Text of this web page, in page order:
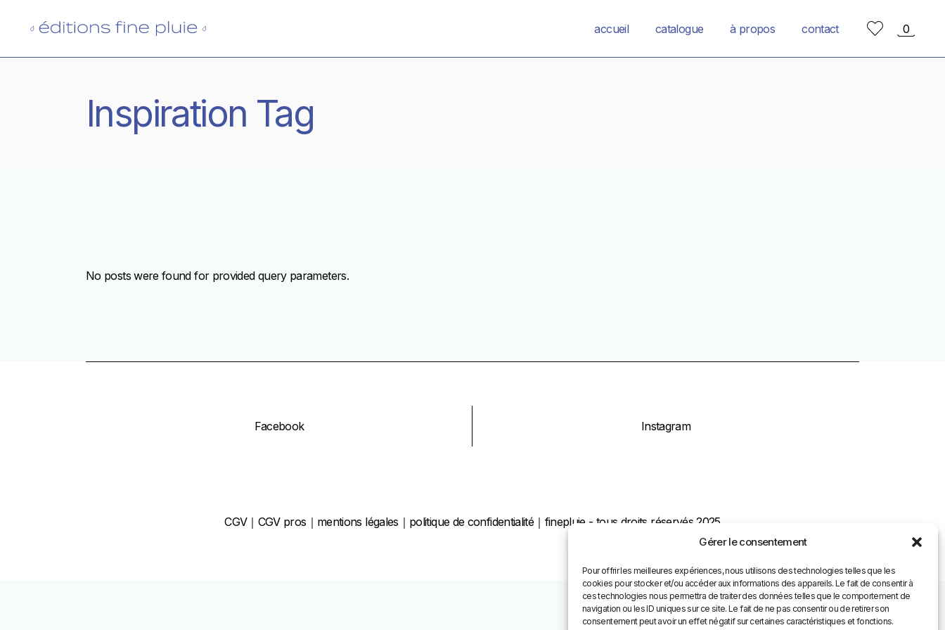
Gérer le consentement
Pour offrir les meilleures expériences, nous utilisons des technologies telles que les
cookies pour stocker et/ou accéder aux informations des appareils. Le fait de consentir à
ces technologies nous permettra de traiter des données telles que le comportement de
navigation ou les ID uniques sur ce site. Le fait de ne pas consentir ou de retirer son
consentement peut avoir un effet négatif sur certaines caractéristiques et fonctions.
accueil catalogue à propos contact 0
Inspiration Tag
No posts were found for provided query parameters.
Facebook Instagram
CGV｜ CGV pros｜ mentions légales ｜ politique de confidentialité｜finepluie - tous droits réservés 2025